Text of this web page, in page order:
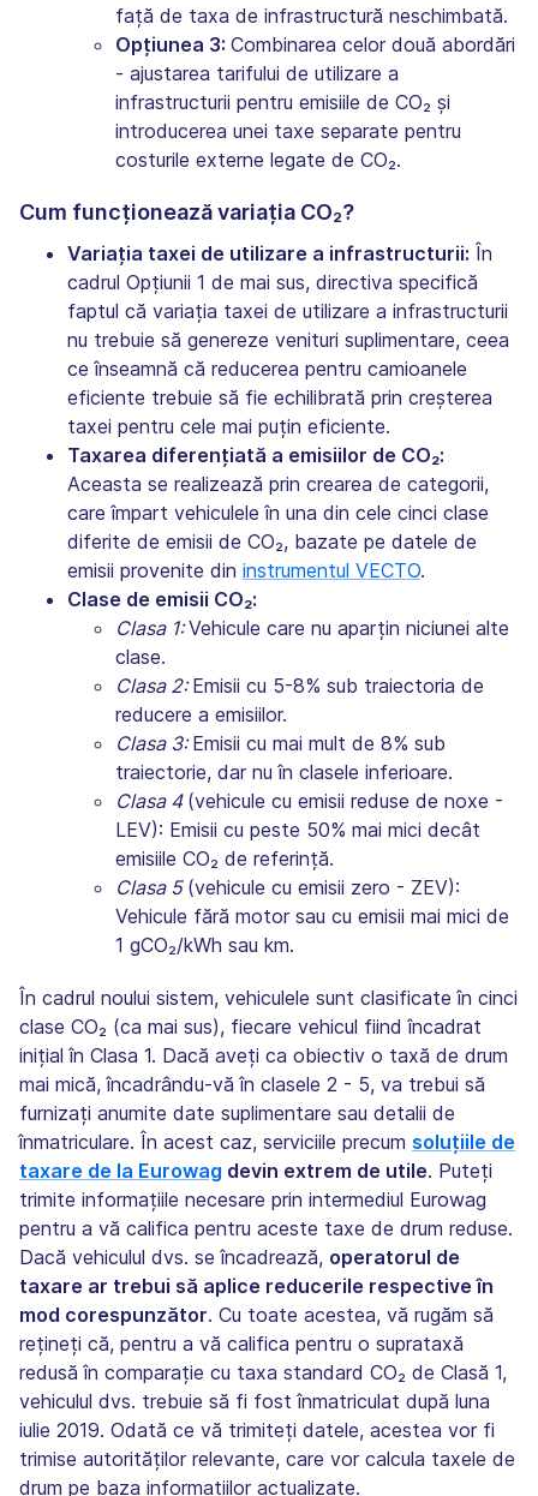
față de taxa de infrastructură neschimbată.
Opțiunea 3: Combinarea celor două abordări
- ajustarea tarifului de utilizare a
infrastructurii pentru emisiile de CO₂ și
introducerea unei taxe separate pentru
costurile externe legate de CO₂.
Cum funcționează variația CO₂?
Variația taxei de utilizare a infrastructurii: În
cadrul Opțiunii 1 de mai sus, directiva specifică
faptul că variația taxei de utilizare a infrastructurii
nu trebuie să genereze venituri suplimentare, ceea
ce înseamnă că reducerea pentru camioanele
eficiente trebuie să fie echilibrată prin creșterea
taxei pentru cele mai puțin eficiente.
Taxarea diferențiată a emisiilor de CO₂:
Aceasta se realizează prin crearea de categorii,
care împart vehiculele în una din cele cinci clase
diferite de emisii de CO₂, bazate pe datele de
emisii provenite din instrumentul VECTO.
Clase de emisii CO₂:
Clasa 1:Vehicule care nu aparțin niciunei alte
clase.
Clasa 2:Emisii cu 5-8% sub traiectoria de
reducere a emisiilor.
Clasa 3:Emisii cu mai mult de 8% sub
traiectorie, dar nu în clasele inferioare.
Clasa 4 (vehicule cu emisii reduse de noxe -
LEV): Emisii cu peste 50% mai mici decât
emisiile CO₂ de referință.
Clasa 5 (vehicule cu emisii zero - ZEV):
Vehicule fără motor sau cu emisii mai mici de
1 gCO₂/kWh sau km.
În cadrul noului sistem, vehiculele sunt clasificate în cinci
clase CO₂ (ca mai sus), fiecare vehicul fiind încadrat
inițial în Clasa 1. Dacă aveți ca obiectiv o taxă de drum
mai mică, încadrându-vă în clasele 2 - 5, va trebui să
furnizați anumite date suplimentare sau detalii de
înmatriculare. În acest caz, serviciile precum soluțiile de
taxare de la Eurowag devin extrem de utile. Puteți
trimite informațiile necesare prin intermediul Eurowag
pentru a vă califica pentru aceste taxe de drum reduse.
Dacă vehiculul dvs. se încadrează, operatorul de
taxare ar trebui să aplice reducerile respective în
mod corespunzător. Cu toate acestea, vă rugăm să
rețineți că, pentru a vă califica pentru o suprataxă
redusă în comparație cu taxa standard CO₂ de Clasă 1,
vehiculul dvs. trebuie să fi fost înmatriculat după luna
iulie 2019. Odată ce vă trimiteți datele, acestea vor fi
trimise autorităților relevante, care vor calcula taxele de
drum pe baza informațiilor actualizate.